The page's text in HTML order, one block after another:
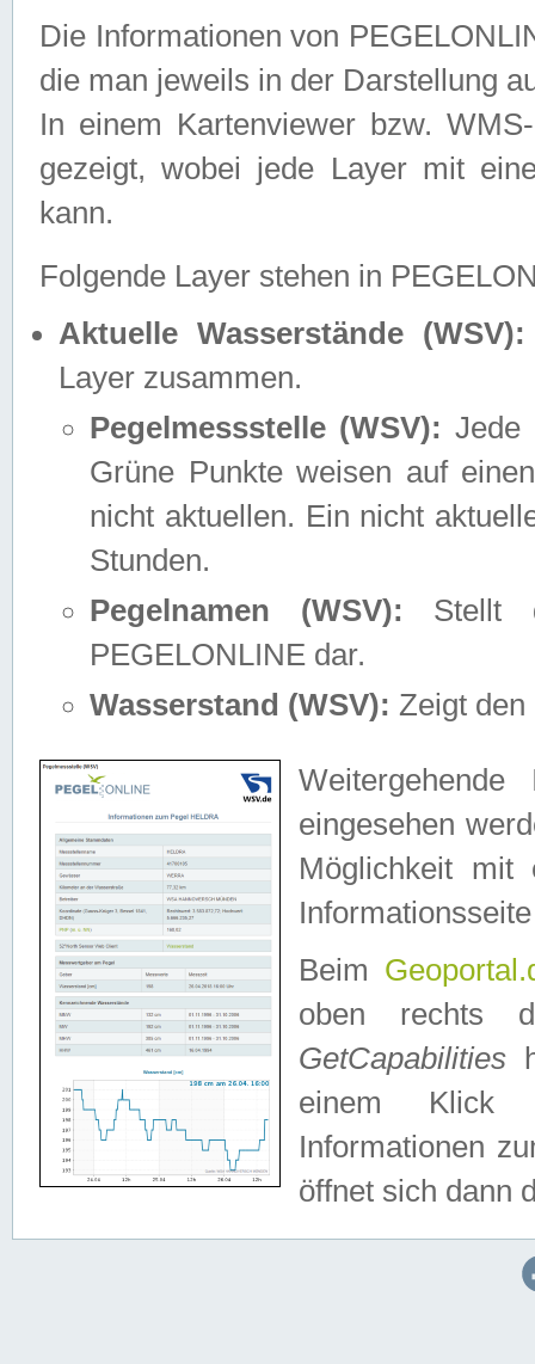
Die Informationen von
die man jeweils in der Darstellung
In einem Kartenviewer bzw.
gezeigt, wobei jede Layer mit
kann.
Folgende Layer stehen in
Aktuelle Wasserstände (WSV):
Layer zusammen.
Pegelmessstelle (WSV): Jede
Grüne Punkte weisen auf
nicht aktuellen. Ein nicht
Stunden.
Pegelnamen (WSV): Stellt
PEGELONLINE dar.
Wasserstand (WSV): Zeigt den
eingesehen
Möglichkeit mit
Beim
oben rechts
GetCapabilities
einem Klick
Informationen
öffnet sich dann